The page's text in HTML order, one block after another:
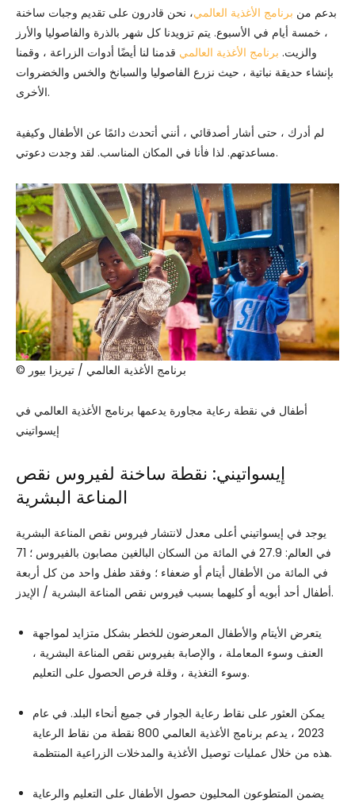
بدعم من برنامج الأغذية العالمي، نحن قادرون على تقديم وجبات ساخنة
، خمسة أيام في الأسبوع. يتم تزويدنا كل شهر بالذرة والفاصوليا والأرز
والزيت. برنامج الأغذية العالمي قدمنا ​​لنا أيضًا أدوات الزراعة ، وقمنا
بإنشاء حديقة نباتية ، حيث نزرع الفاصوليا والسبانخ والخس والخضروات
الأخرى.
لم أدرك ، حتى أشار أصدقائي ، أنني أتحدث دائمًا عن الأطفال وكيفية
مساعدتهم. لذا فأنا في المكان المناسب. لقد وجدت دعوتي.
© برنامج الأغذية العالمي / تيريزا بيور
أطفال في نقطة رعاية مجاورة يدعمها برنامج الأغذية العالمي في
إيسواتيني
إيسواتيني: نقطة ساخنة لفيروس نقص
المناعة البشرية
يوجد في إيسواتيني أعلى معدل لانتشار فيروس نقص المناعة البشرية
في العالم: 27.9 في المائة من السكان البالغين مصابون بالفيروس ؛ 71
في المائة من الأطفال أيتام أو ضعفاء ؛ وفقد طفل واحد من كل أربعة
أطفال أحد أبويه أو كليهما بسبب فيروس نقص المناعة البشرية / الإيدز.
يتعرض الأيتام والأطفال المعرضون للخطر بشكل متزايد لمواجهة
العنف وسوء المعاملة ، والإصابة بفيروس نقص المناعة البشرية ،
وسوء التغذية ، وقلة فرص الحصول على التعليم.
يمكن العثور على نقاط رعاية الجوار في جميع أنحاء البلد. في عام
2023 ، يدعم برنامج الأغذية العالمي 800 نقطة من نقاط الرعاية
هذه من خلال عمليات توصيل الأغذية والمدخلات الزراعية المنتظمة.
يضمن المتطوعون المحليون حصول الأطفال على التعليم والرعاية